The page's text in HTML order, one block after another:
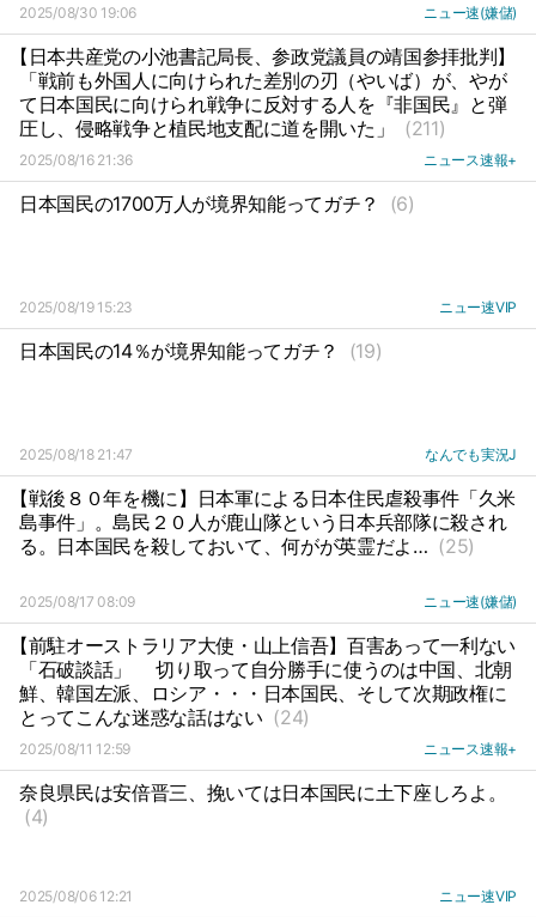
2025/08/30 19:06 ニュー速(嫌儲)
【日本共産党の小池書記局長、参政党議員の靖国参拝批判】
「戦前も外国人に向けられた差別の刃（やいば）が、やが
て日本国民に向けられ戦争に反対する人を『非国民』と弾
圧し、侵略戦争と植民地支配に道を開いた」
(211)
2025/08/16 21:36 ニュース速報+
日本国民の1700万人が境界知能ってガチ？ (6)
2025/08/19 15:23 ニュー速VIP
日本国民の14％が境界知能ってガチ？ (19)
2025/08/18 21:47 なんでも実況J
【戦後８０年を機に】日本軍による日本住民虐殺事件「久米
島事件」。島民２０人が鹿山隊という日本兵部隊に殺され
る。日本国民を殺しておいて、何がが英霊だよ… (25)
2025/08/17 08:09 ニュー速(嫌儲)
【前駐オーストラリア大使・山上信吾】百害あって一利ない
「石破談話」
切り取って自分勝手に使うのは中国、北朝
鮮、韓国左派、ロシア・・・日本国民、そして次期政権に
とってこんな迷惑な話はない (24)
2025/08/11 12:59 ニュース速報+
奈良県民は安倍晋三、挽いては日本国民に土下座しろよ。
(4)
2025/08/06 12:21 ニュー速VIP